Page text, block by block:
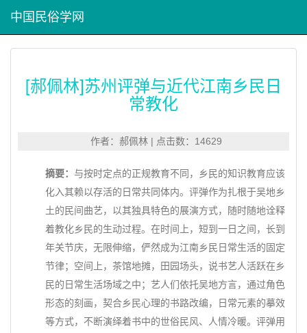
中国民俗学网
[郝佩林]苏州评弹与近代江南乡民日
常教化
作者：郝佩林 | 点击数：14629
摘要： 与按时定点的正规教育不同，乡民的知识教育应该
化入其赖以存活的日常共同体内。评弹作为扎根于吴地乡
土的民间曲艺，以其独具特色的展演方式，随时随地诠释
着教化乡民的生动过程。在时间上，短到一日之间，长到
年关节庆，无限伸缩，俨然成为江南乡民日常生活的固定
节律；空间上，茶馆地摊，田园场头，说书艺人活跃在乡
民的日常生活场域之中；艺人们依托吴地方言，通过角色
形态的刻画，契合乡 民心理的书路改编，日常元素的摹效
等方式，不断演绎着书中的世俗民风、人情冷暖。评弹用